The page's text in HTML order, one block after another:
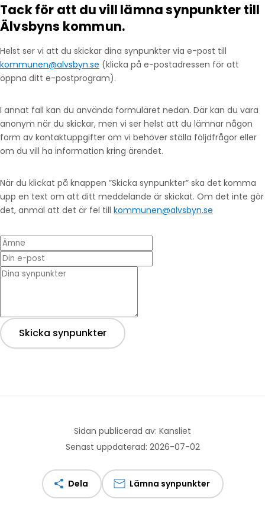
Tack för att du vill lämna synpunkter till
Älvsbyns kommun.
Helst ser vi att du skickar dina synpunkter via e-post till
kommunen@alvsbyn.se (klicka på e-postadressen för att
öppna ditt e-postprogram).
I annat fall kan du använda formuläret nedan. Där kan du vara
anonym när du skickar, men vi ser helst att du lämnar någon
form av kontaktuppgifter om vi behöver ställa följdfrågor eller
om du vill ha information kring ärendet.
När du klickat på knappen ”Skicka synpunkter” ska det komma
upp en text om att ditt meddelande är skickat. Om det inte gör
det, anmäl att det är fel till kommunen@alvsbyn.se
Ämne
Din e-post
* Dina synpunkter
Skicka synpunkter
Sidan publicerad av: Kansliet
Senast uppdaterad: 2026-07-02
Dela Lämna synpunkter